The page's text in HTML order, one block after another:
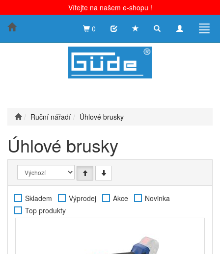
Vítejte na našem e-shopu !
Toggle
Toggle
0
Ruční nářadí Úhlové brusky
Úhlové brusky
Skladem Výprodej Akce
Novinka
Top produkty